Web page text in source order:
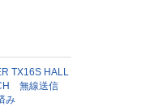
TX16S HALL
無線送信
み